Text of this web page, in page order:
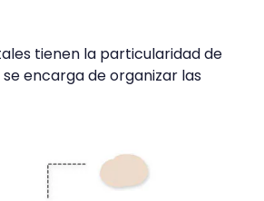
tienen la particularidad de
encarga de organizar las